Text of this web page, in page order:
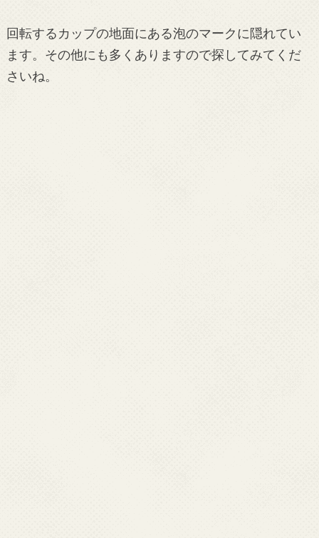
回転するカップの地面にある泡のマークに隠れてい
ます。その他にも多くありますので探してみてくだ
さいね。